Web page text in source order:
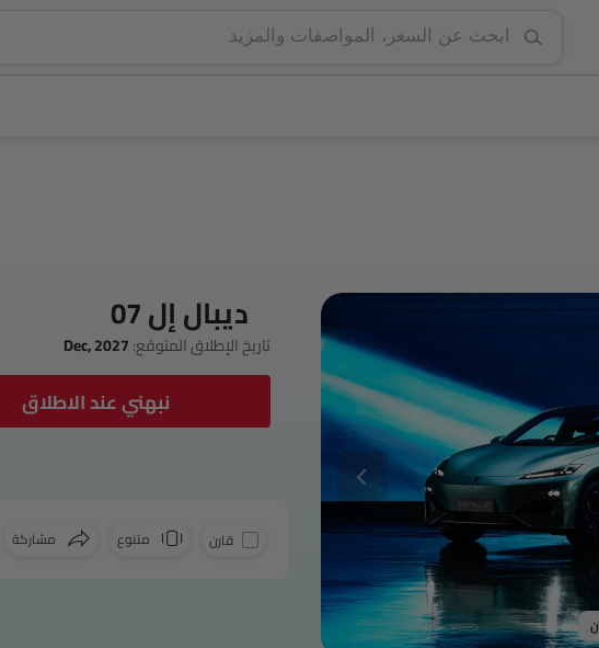
ديبال إل 07
تاريخ الإطلاق المتوقع:Dec, 2027
نبهني عند الاطلاق
قارن متنوع مشاركة
فيسبوك